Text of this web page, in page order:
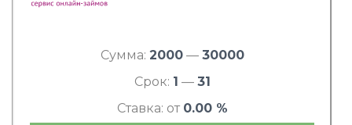
Сумма: 2000— 30000
Срок: 1 — 31
Ставка: от 0.00 %